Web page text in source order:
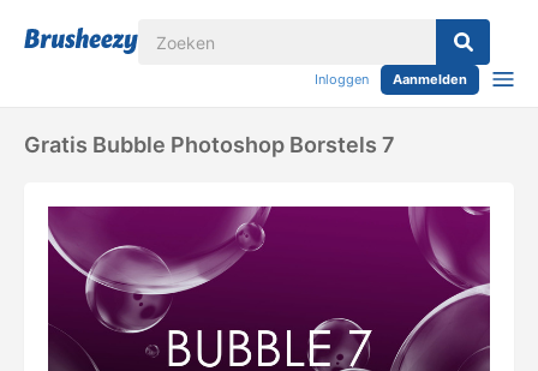
Inloggen Aanmelden
Gratis Bubble Photoshop Borstels 7